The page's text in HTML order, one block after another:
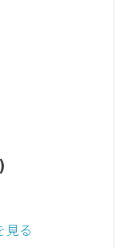
見る